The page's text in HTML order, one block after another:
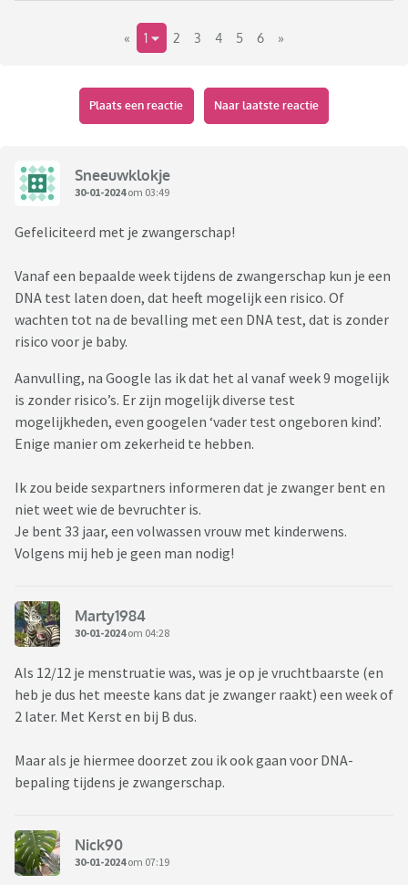
« 1 2 3 4 5 6 »
Plaats een reactie Naar laatste reactie
Sneeuwklokje
30-01-2024om 03:49
Gefeliciteerd met je zwangerschap!
Vanaf een bepaalde week tijdens de zwangerschap kun je een
DNA test laten doen, dat heeft mogelijk een risico. Of
wachten tot na de bevalling met een DNA test, dat is zonder
risico voor je baby.
Aanvulling, na Google las ik dat het al vanaf week 9 mogelijk
is zonder risico’s. Er zijn mogelijk diverse test
mogelijkheden, even googelen ‘vader test ongeboren kind’.
Enige manier om zekerheid te hebben.
Ik zou beide sexpartners informeren dat je zwanger bent en
niet weet wie de bevruchter is.
Je bent 33 jaar, een volwassen vrouw met kinderwens.
Volgens mij heb je geen man nodig!
Marty1984
30-01-2024om 04:28
Als 12/12 je menstruatie was, was je op je vruchtbaarste (en
heb je dus het meeste kans dat je zwanger raakt) een week of
2 later. Met Kerst en bij B dus.
Maar als je hiermee doorzet zou ik ook gaan voor DNA-
bepaling tijdens je zwangerschap.
Nick90
30-01-2024om 07:19